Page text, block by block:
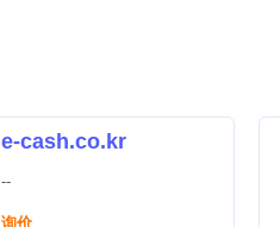
e-cash.co.kr
--
询价